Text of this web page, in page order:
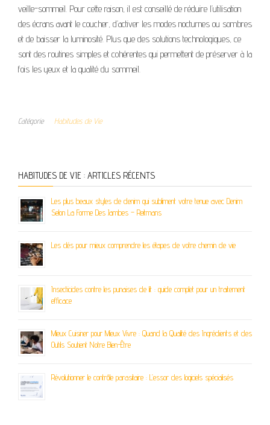
veille-sommeil. Pour cette raison, il est conseillé de réduire l’utilisation
des écrans avant le coucher, d’activer les modes nocturnes ou sombres
et de baisser la luminosité. Plus que des solutions technologiques, ce
sont des routines simples et cohérentes qui permettent de préserver à la
fois les yeux et la qualité du sommeil.
Catégorie Habitudes de Vie
HABITUDES DE VIE : ARTICLES RÉCENTS
Les plus beaux styles de denim qui subliment votre tenue avec Denim
Selon La Forme Des Jambes – Reitmans
Les clés pour mieux comprendre les étapes de votre chemin de vie
Insecticides contre les punaises de lit : guide complet pour un traitement
efficace
Mieux Cuisiner pour Mieux Vivre : Quand la Qualité des Ingrédients et des
Outils Soutient Notre Bien-Être
Révolutionner le contrôle parasitaire : L’essor des logiciels spécialisés